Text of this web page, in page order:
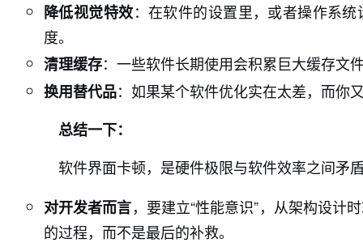
降低视觉特效：在软件的设置里，或者操作系
度。
清理缓存：一些软件长期使用会积累巨大缓存文
换用替代品：如果某个软件优化实在太差，而你
总结一下：
软件界面卡顿，是硬件极限与软件效率之间矛
对开发者而言，要建立“性能意识”，从架构设计
的过程，而不是最后的补救。